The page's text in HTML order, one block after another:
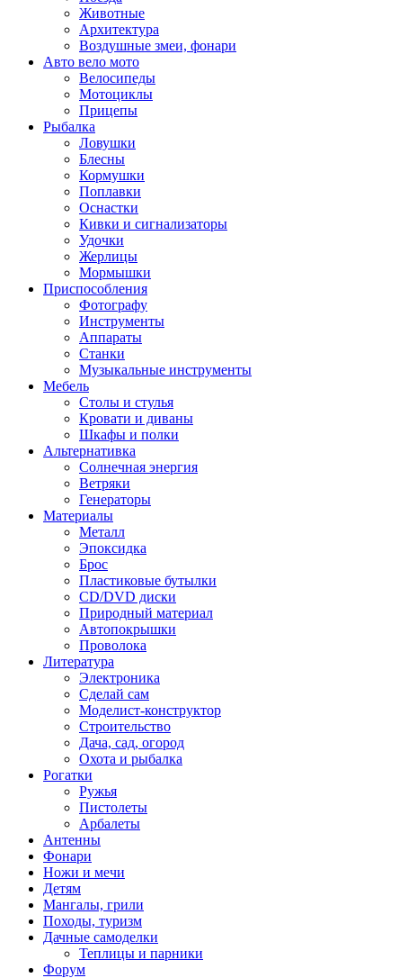
Животные
Архитектура
Воздушные змеи, фонари
Авто вело мото
Велосипеды
Мотоциклы
Прицепы
Рыбалка
Ловушки
Блесны
Кормушки
Поплавки
Оснастки
Кивки и сигнализаторы
Удочки
Жерлицы
Мормышки
Приспособления
Фотографу
Инструменты
Аппараты
Станки
Музыкальные инструменты
Мебель
Столы и стулья
Кровати и диваны
Шкафы и полки
Альтернативка
Солнечная энергия
Ветряки
Генераторы
Материалы
Металл
Эпоксидка
Брос
Пластиковые бутылки
CD/DVD диски
Природный материал
Автопокрышки
Проволока
Литература
Электроника
Сделай сам
Моделист-конструктор
Строительство
Дача, сад, огород
Охота и рыбалка
Рогатки
Ружья
Пистолеты
Арбалеты
Антенны
Фонари
Ножи и мечи
Детям
Мангалы, грили
Походы, туризм
Дачные самоделки
Теплицы и парники
Форум